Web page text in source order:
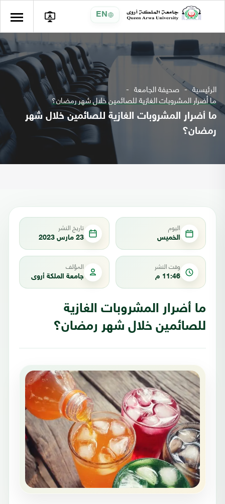
EN
الرئيسية صحيفة الجامعة
ما أضرار المشروبات الغازية للصائمين خلال شهر رمضان؟
ما أضرار المشروبات الغازية للصائمين خلال شهر
رمضان؟
اليوم
الخميس
تاريخ النشر
23 مارس 2023
وقت النشر
11:46 م
المؤلف
جامعة الملكة أروى
ما أضرار المشروبات الغازية
للصائمين خلال شهر رمضان؟